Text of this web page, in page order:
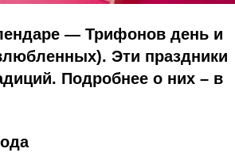
— Трифонов день и
Эти праздники
Подробнее о них – в